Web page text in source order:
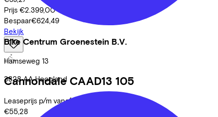
Bike Centrum Groenestein B.V.
Hamseweg 13
3828 AA Hoogland
Prijs €2.399,00
Bespaar€624,49
Bekijk
Cannondale CAAD13 105
Leaseprijs p/m vanaf
€55,28